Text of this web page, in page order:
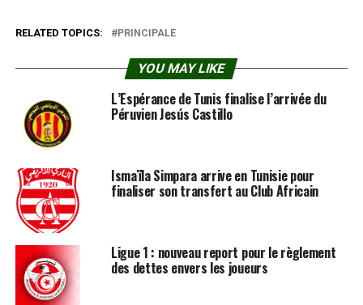
RELATED TOPICS: PRINCIPALE
YOU MAY LIKE
L’Espérance de Tunis finalise l’arrivée du
Péruvien Jesús Castillo
Ismaïla Simpara arrive en Tunisie pour
finaliser son transfert au Club Africain
Ligue 1 : nouveau report pour le règlement
des dettes envers les joueurs